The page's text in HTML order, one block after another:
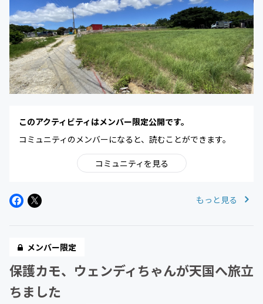
このアクティビティはメンバー限定公開です。
コミュニティのメンバーになると、読むことができます。
コミュニティを見る
もっと見る
メンバー限定
保護カモ、ウェンディちゃんが天国へ旅立
ちました